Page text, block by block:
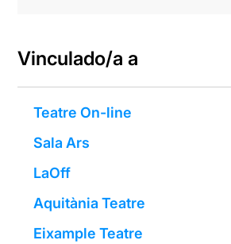
Vinculado/a a
Teatre On-line
Sala Ars
LaOff
Aquitània Teatre
Eixample Teatre